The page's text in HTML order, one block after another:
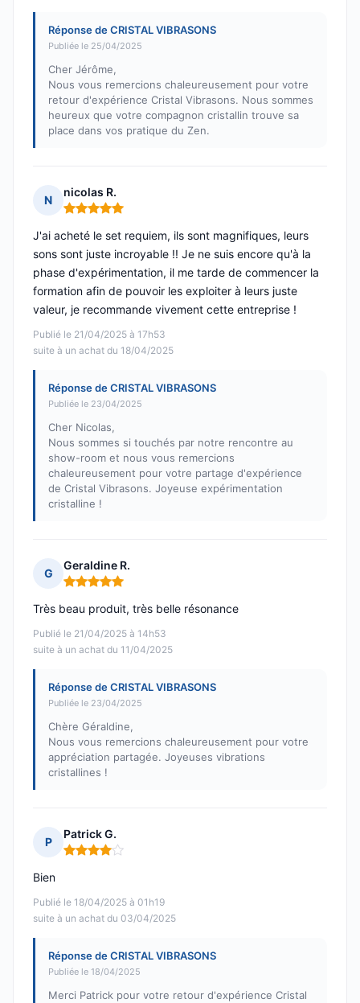
Réponse de CRISTAL VIBRASONS
Publiée le 25/04/2025
Cher Jérôme,
Nous vous remercions chaleureusement pour votre
retour d'expérience Cristal Vibrasons. Nous sommes
heureux que votre compagnon cristallin trouve sa
place dans vos pratique du Zen.
N
nicolas R.
Note : 5 sur 5
Publié le 21/04/2025 à 17h53
suite à un achat du 18/04/2025
J'ai acheté le set requiem, ils sont magnifiques, leurs
sons sont juste incroyable !! Je ne suis encore qu'à la
phase d'expérimentation, il me tarde de commencer la
formation afin de pouvoir les exploiter à leurs juste
valeur, je recommande vivement cette entreprise !
Réponse de CRISTAL VIBRASONS
Publiée le 23/04/2025
Cher Nicolas,
Nous sommes si touchés par notre rencontre au
show-room et nous vous remercions
chaleureusement pour votre partage d'expérience
de Cristal Vibrasons. Joyeuse expérimentation
cristalline !
G
Geraldine R.
Note : 5 sur 5
Publié le 21/04/2025 à 14h53
suite à un achat du 11/04/2025
Très beau produit, très belle résonance
Réponse de CRISTAL VIBRASONS
Publiée le 23/04/2025
Chère Géraldine,
Nous vous remercions chaleureusement pour votre
appréciation partagée. Joyeuses vibrations
cristallines !
P
Patrick G.
Note : 4 sur 5
Publié le 18/04/2025 à 01h19
suite à un achat du 03/04/2025
Bien
Réponse de CRISTAL VIBRASONS
Publiée le 18/04/2025
Merci Patrick pour votre retour d'expérience Cristal